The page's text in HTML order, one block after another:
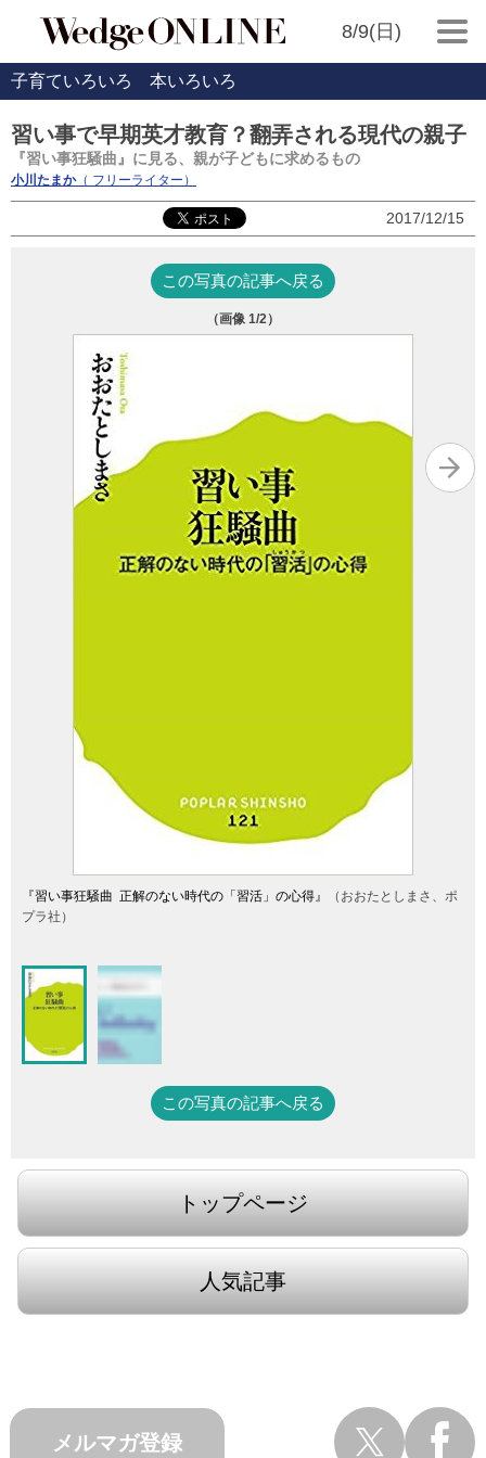
8/9(日)
子育ていろいろ 本いろいろ
習い事で早期英才教育？翻弄される現代の親子
『習い事狂騒曲』に見る、親が子どもに求めるもの
小川たまか（ フリーライター）
2017/12/15
この写真の記事へ戻る
（画像 1/2）
『習い事狂騒曲 正解のない時代の「習活」の心得』
（おおたとしまさ、ポ
プラ社）
この写真の記事へ戻る
トップページ
人気記事
メルマガ登録